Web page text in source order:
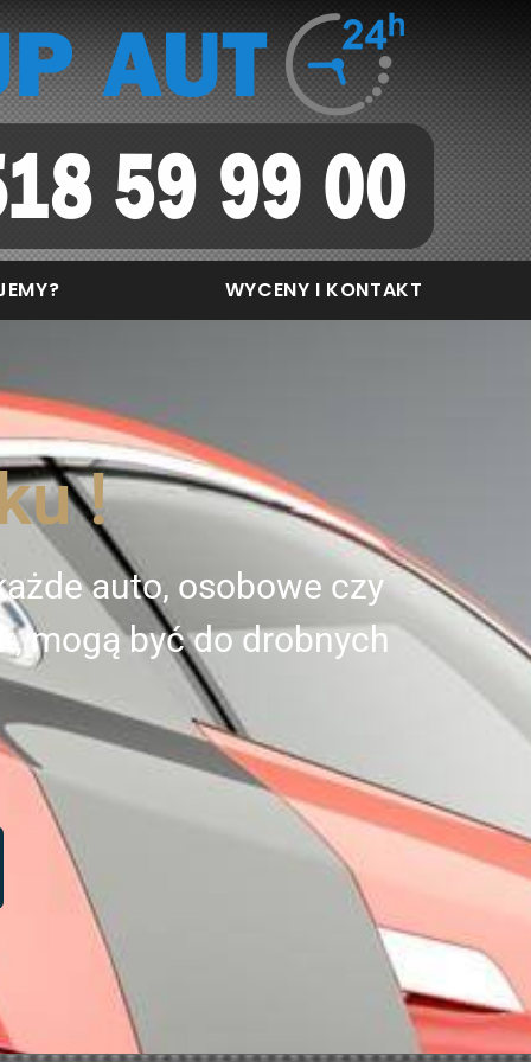
WYCENY I KONTAKT
!
auto, osobowe czy
mogą być do drobnych